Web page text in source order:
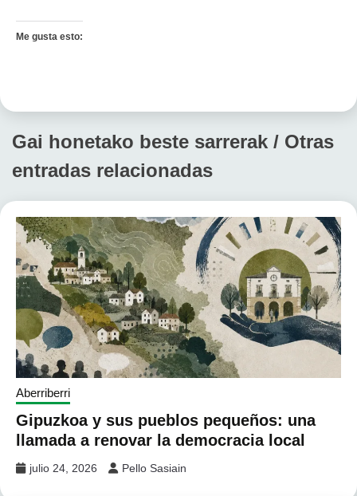
Me gusta esto:
Gai honetako beste sarrerak / Otras
entradas relacionadas
Aberriberri
Gipuzkoa y sus pueblos pequeños: una
llamada a renovar la democracia local
julio 24, 2026 Pello Sasiain